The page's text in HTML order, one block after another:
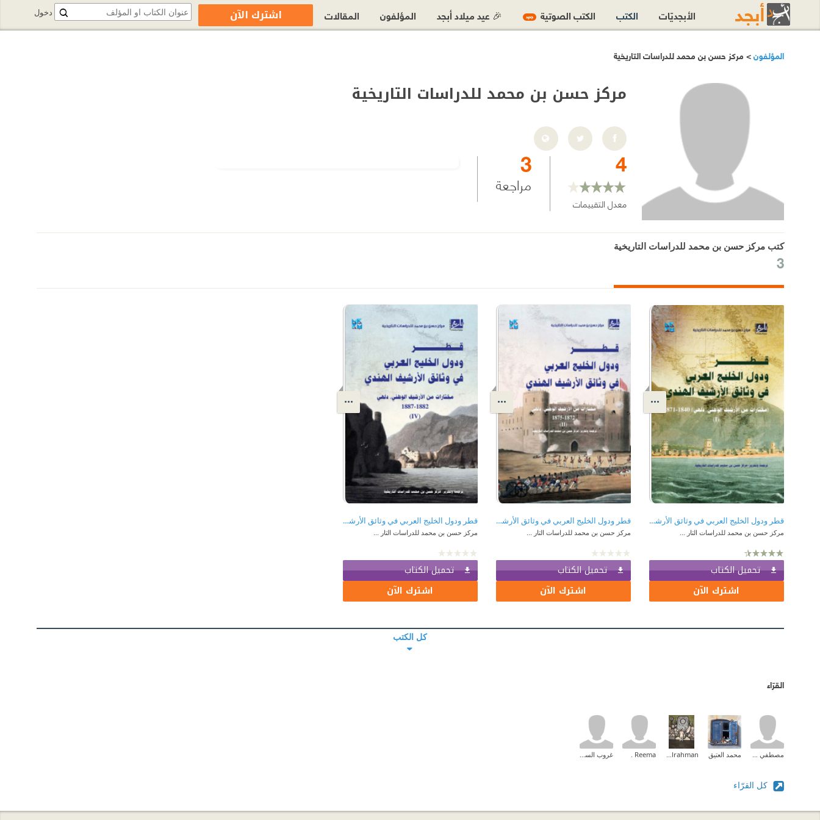
المؤلفون> مركز حسن بن محمد للدراسات التاريخية
مركز حسن بن محمد للدراسات التاريخية
4
معدل التقييمات
3
مراجعة
كتب مركز حسن بن محمد للدراسات التاريخية
3
قطر ودول الخليج العربي في وثائق الأرشيف الهندي (مختارات من الأرشيف الوطني , دلهي)(1)1840-1871
مركز حسن بن محمد للدراسات التار ...
تحميل الكتاب
اشترك الآن
قطر ودول الخليج العربي في وثائق الأرشيف الهندي (مختارات من الأرشيف الوطني , دلهي)(2)1872-1875
مركز حسن بن محمد للدراسات التار ...
تحميل الكتاب
اشترك الآن
قطر ودول الخليج العربي في وثائق الأرشيف الهندي (مختارات من الأرشيف الوطني , دلهي)(4)1882-1887
مركز حسن بن محمد للدراسات التار ...
تحميل الكتاب
اشترك الآن
كل الكتب
القرّاء
محمد العتيق Reema .
كل القرّاء
دخول الأبجديّات الكتب الكتب الصوتية جديد 🎉 عيد ميلاد أبجد المؤلفون المقالات اشترك الآن